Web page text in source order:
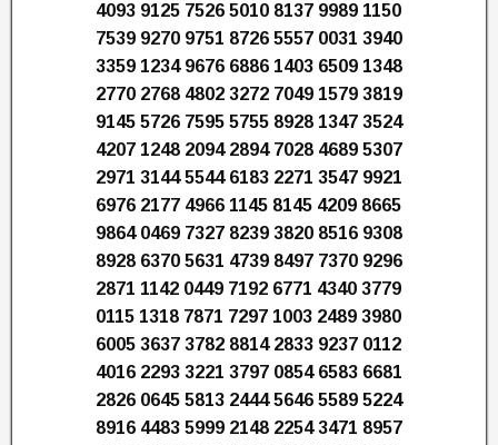
4093 9125 7526 5010 8137 9989 1150
7539 9270 9751 8726 5557 0031 3940
3359 1234 9676 6886 1403 6509 1348
2770 2768 4802 3272 7049 1579 3819
9145 5726 7595 5755 8928 1347 3524
4207 1248 2094 2894 7028 4689 5307
2971 3144 5544 6183 2271 3547 9921
6976 2177 4966 1145 8145 4209 8665
9864 0469 7327 8239 3820 8516 9308
8928 6370 5631 4739 8497 7370 9296
2871 1142 0449 7192 6771 4340 3779
0115 1318 7871 7297 1003 2489 3980
6005 3637 3782 8814 2833 9237 0112
4016 2293 3221 3797 0854 6583 6681
2826 0645 5813 2444 5646 5589 5224
8916 4483 5999 2148 2254 3471 8957